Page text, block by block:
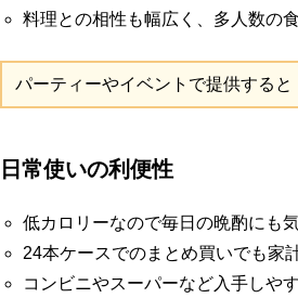
料理との相性も幅広く、多人数の
パーティーやイベントで提供する
日常使いの利便性
低カロリーなので毎日の晩酌にも
24本ケースでのまとめ買いでも家
コンビニやスーパーなど入手しや